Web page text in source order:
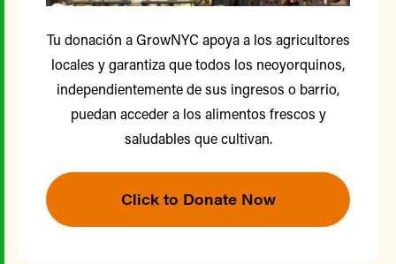
Tu donación a GrowNYC apoya a los agricultores
locales y garantiza que todos los neoyorquinos,
independientemente de sus ingresos o barrio,
puedan acceder a los alimentos frescos y
saludables que cultivan.
Click to Donate Now